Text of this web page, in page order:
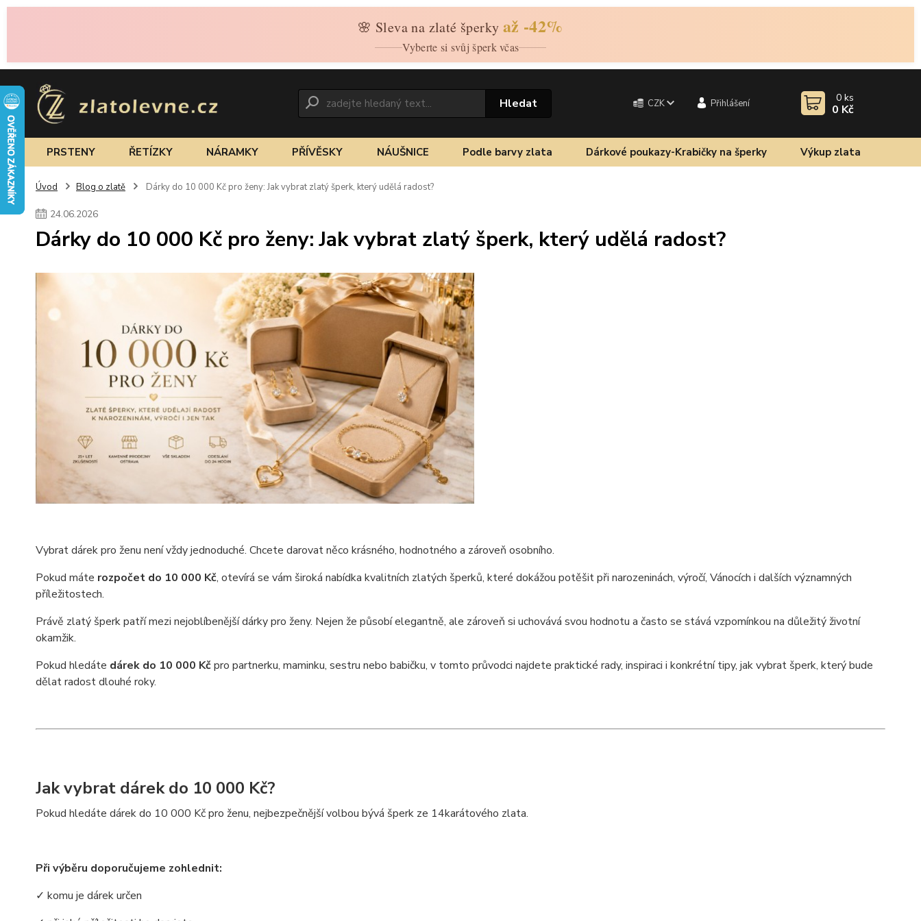
🌸 Sleva na zlaté šperky až -42%
Vyberte si svůj šperk včas
CZK Přihlášení
Hledat 0 ks
0 Kč
PRSTENY ŘETÍZKY NÁRAMKY PŘÍVĚSKY NÁUŠNICE Podle barvy zlata Dárkové poukazy-Krabičky na šperky Výkup zlata
Úvod Blog o zlatě Dárky do 10 000 Kč pro ženy: Jak vybrat zlatý šperk, který udělá radost?
24.06.2026
Dárky do 10 000 Kč pro ženy: Jak vybrat zlatý šperk, který udělá radost?
Vybrat dárek pro ženu není vždy jednoduché. Chcete darovat něco krásného, hodnotného a zároveň osobního.
Pokud máte rozpočet do 10 000 Kč, otevírá se vám široká nabídka kvalitních zlatých šperků, které dokážou potěšit při narozeninách, výročí, Vánocích i dalších významných
příležitostech.
Právě zlatý šperk patří mezi nejoblíbenější dárky pro ženy. Nejen že působí elegantně, ale zároveň si uchovává svou hodnotu a často se stává vzpomínkou na důležitý životní
okamžik.
Pokud hledáte dárek do 10 000 Kčpro partnerku, maminku, sestru nebo babičku, v tomto průvodci najdete praktické rady, inspiraci i konkrétní tipy, jak vybrat šperk, který bude
dělat radost dlouhé roky.
Jak vybrat dárek do 10 000 Kč?
Pokud hledáte dárek do 10 000 Kč pro ženu, nejbezpečnější volbou bývá šperk ze 14karátového zlata.
Při výběru doporučujeme zohlednit:
✓ komu je dárek určen